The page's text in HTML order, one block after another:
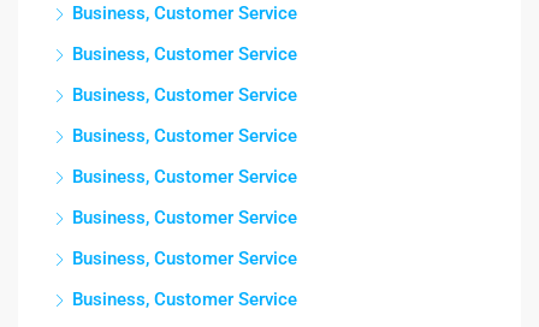
Business, Customer Service
Business, Customer Service
Business, Customer Service
Business, Customer Service
Business, Customer Service
Business, Customer Service
Business, Customer Service
Business, Customer Service